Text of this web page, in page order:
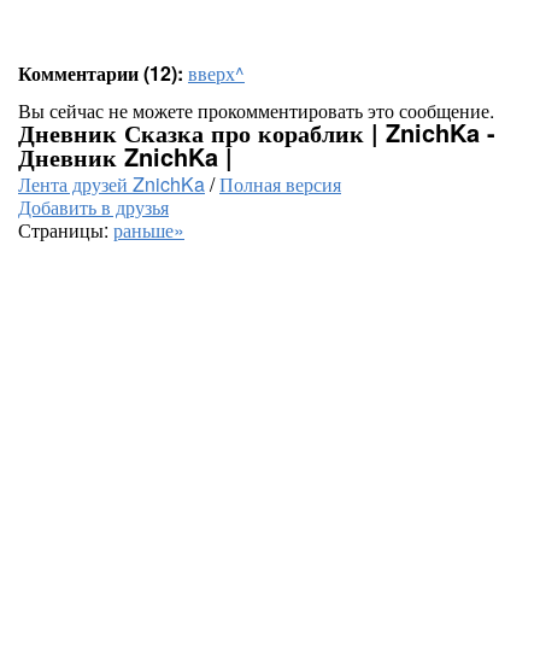
Комментарии (12): вверх^
Вы сейчас не можете прокомментировать это сообщение.
Дневник Сказка про кораблик | ZnichKa -
Дневник ZnichKa |
Лента друзей ZnichKa/Полная версия
Добавить в друзья
Страницы: раньше»